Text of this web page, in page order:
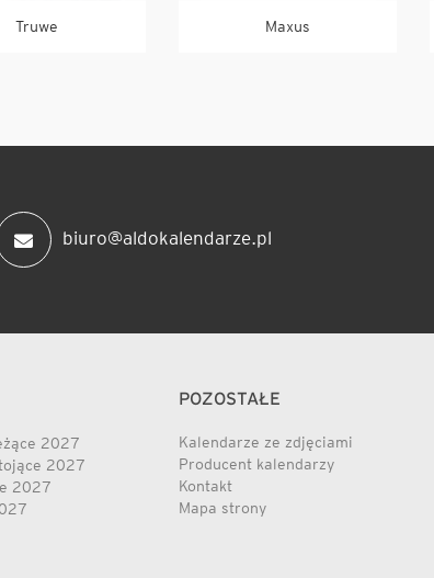
Truwe Maxus
biuro@aldokalendarze.pl
2027
2027
2027
POZOSTAŁE
Kalendarze ze zdjęciami
Producent kalendarzy
Kontakt
Mapa strony